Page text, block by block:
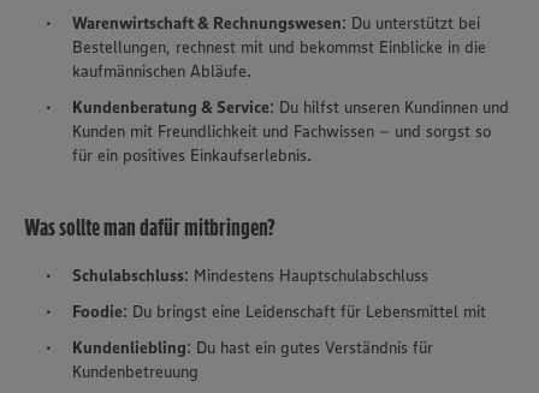
Warenwirtschaft & Rechnungswesen: Du unterstützt bei
Bestellungen, rechnest mit und bekommst Einblicke in die
kaufmännischen Abläufe.
Kundenberatung & Service: Du hilfst unseren Kundinnen und
Kunden mit Freundlichkeit und Fachwissen – und sorgst so
für ein positives Einkaufserlebnis.
Was sollte man dafür mitbringen?
Schulabschluss: Mindestens Hauptschulabschluss
Foodie: Du bringst eine Leidenschaft für Lebensmittel mit
Kundenliebling: Du hast ein gutes Verständnis für
Kundenbetreuung